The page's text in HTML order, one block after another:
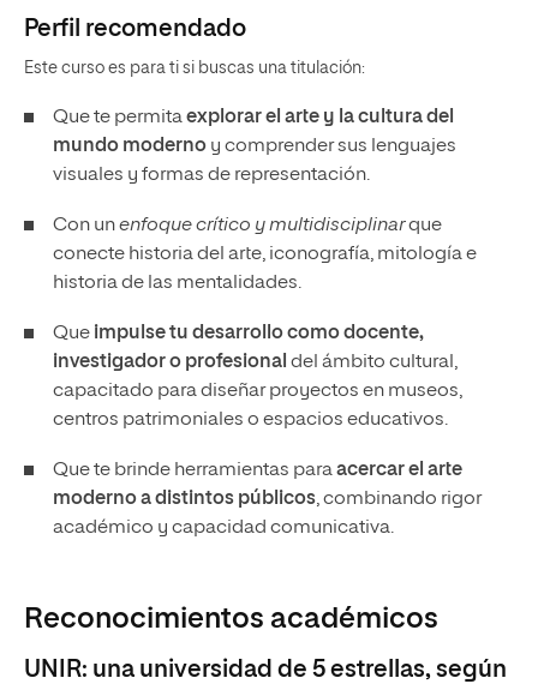
Perfil recomendado
Este curso es para ti si buscas una titulación:
Que te permitaexplorar el arte y la cultura del
mundo moderno y comprender sus lenguajes
visuales y formas de representación.
Con unenfoque crítico y multidisciplinarque
conecte historia del arte, iconografía, mitología e
historia de las mentalidades.
Que impulse tu desarrollo como docente,
investigador o profesional del ámbito cultural,
capacitado para diseñar proyectos en museos,
centros patrimoniales o espacios educativos.
Que te brinde herramientas paraacercar el arte
moderno a distintos públicos, combinando rigor
académico y capacidad comunicativa.
Reconocimientos académicos
UNIR: una universidad de 5 estrellas, según